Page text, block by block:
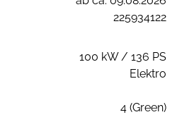
225934122
100 kW / 136 PS
Elektro
4 (Green)